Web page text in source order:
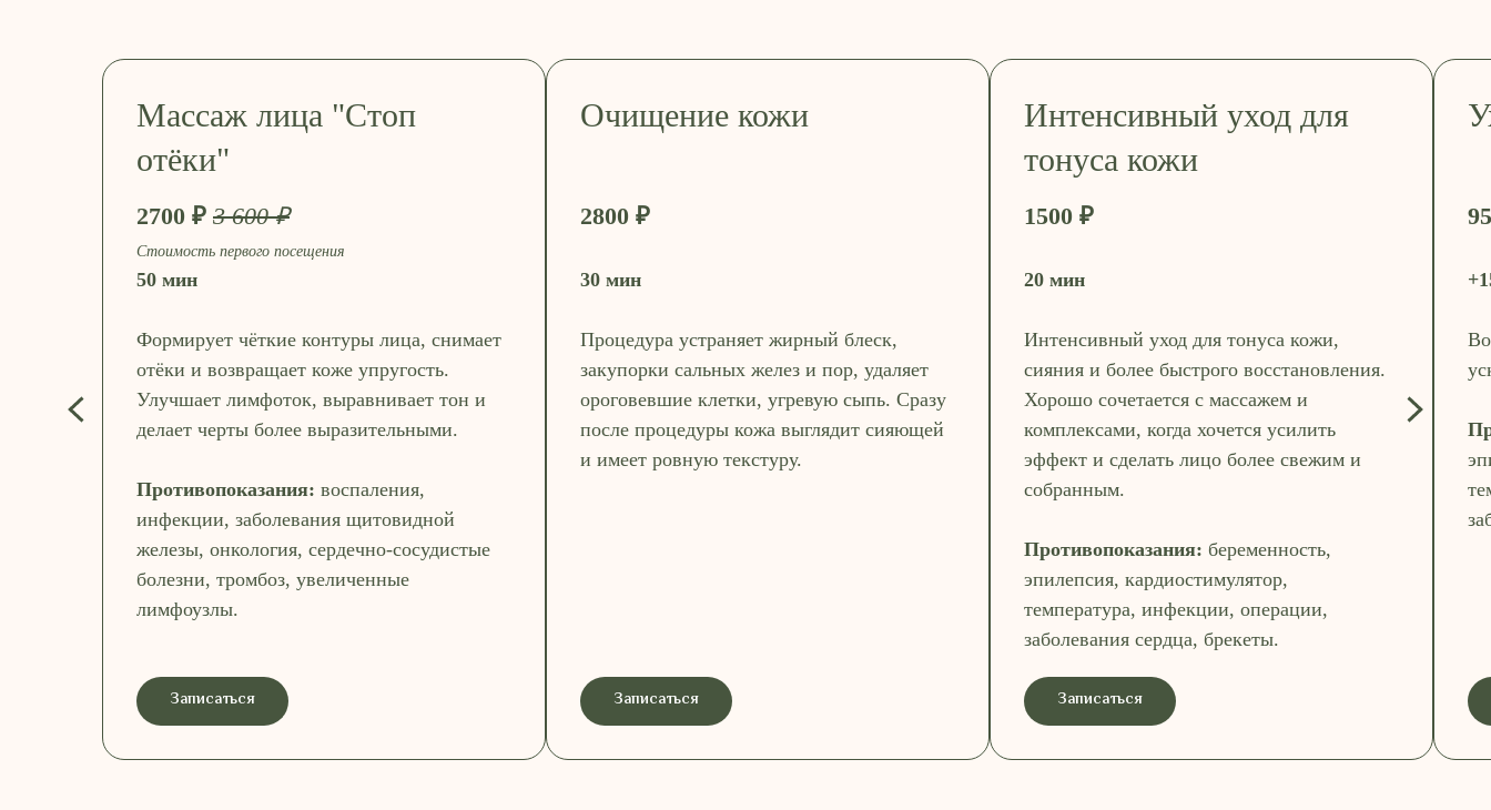
Массаж лица "Стоп
отёки"
2700 ₽ 3 600 ₽
Стоимость первого посещения
50 мин
Формирует чёткие контуры лица, снимает
отёки и возвращает коже упругость.
Улучшает лимфоток, выравнивает тон и
делает черты более выразительными.
Противопоказания: воспаления,
инфекции, заболевания щитовидной
железы, онкология, сердечно-сосудистые
болезни, тромбоз, увеличенные
лимфоузлы.
Записаться
Очищение кожи
2800 ₽
30 мин
Процедура устраняет жирный блеск,
закупорки сальных желез и пор, удаляет
ороговевшие клетки, угревую сыпь. Сразу
после процедуры кожа выглядит сияющей
и имеет ровную текстуру.
Записаться
Интенсивный уход для
тонуса кожи
1500 ₽
20 мин
Интенсивный уход для тонуса кожи,
сияния и более быстрого восстановления.
Хорошо сочетается с массажем и
комплексами, когда хочется усилить
эффект и сделать лицо более свежим и
собранным.
Противопоказания: беременность,
эпилепсия, кардиостимулятор,
температура, инфекции, операции,
заболевания сердца, брекеты.
Записаться